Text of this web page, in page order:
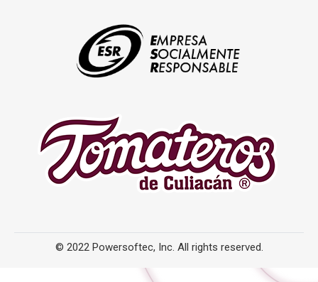
© 2022 Powersoftec, Inc. All rights reserved.